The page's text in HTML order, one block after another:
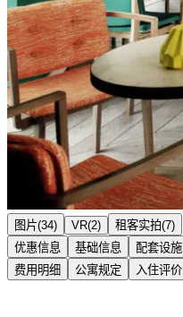
图片(34) VR(2)
租客实拍(7)
优惠信息
基础信息 配套设施
费用明细
公寓规定 入住评价